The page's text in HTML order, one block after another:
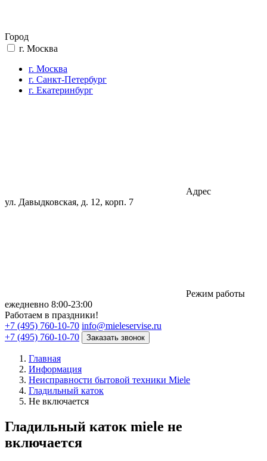
Город
г. Москва
г. Москва
г. Санкт-Петербург
г. Екатеринбург
Адрес
ул. Давыдковская, д. 12, корп. 7
Режим работы
eжедневно 8:00-23:00
Работаем в праздники!
+7 (495) 760-10-70 info@mieleservise.ru
+7 (495) 760-10-70
Заказать звонок
Главная
Информация
Неисправности бытовой техники Miele
Гладильный каток
Не включается
Гладильный каток miele не
включается